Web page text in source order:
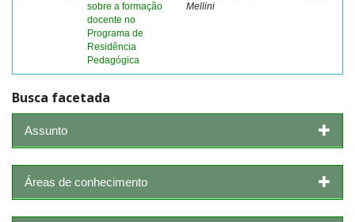
sobre a formação
docente no
Programa de
Residência
Pedagógica
Mellini
Busca facetada
Assunto
Áreas de conhecimento